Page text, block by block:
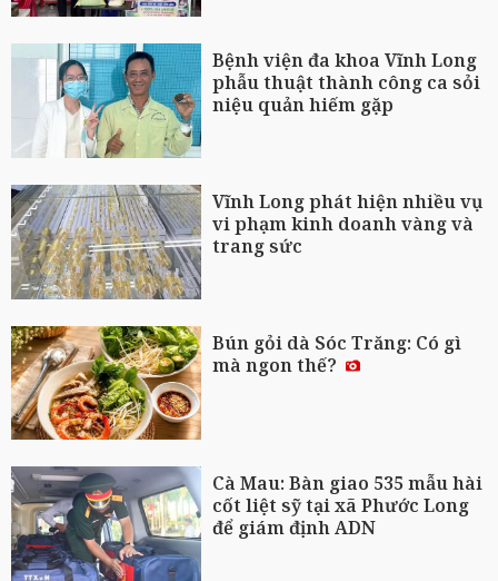
Bệnh viện đa khoa Vĩnh Long
phẫu thuật thành công ca sỏi
niệu quản hiếm gặp
Vĩnh Long phát hiện nhiều vụ
vi phạm kinh doanh vàng và
trang sức
Bún gỏi dà Sóc Trăng: Có gì
mà ngon thế?
Cà Mau: Bàn giao 535 mẫu hài
cốt liệt sỹ tại xã Phước Long
để giám định ADN